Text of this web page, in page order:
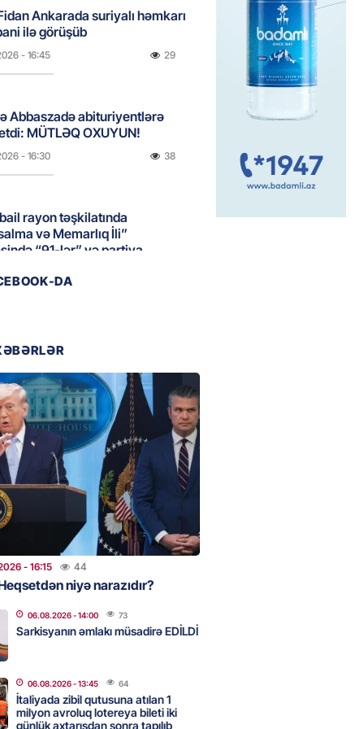
Ankarada suriyalı həmkarı
ilə görüşüb
- 16:45 29
Abbaszadə abituriyentlərə
MÜTLƏQ OXUYUN!
- 16:30 38
rayon təşkilatında
və Memarlıq İli”
“91-lər” və partiya
- 16:15 44
UNESCO-dakı yeni
kimdir? – DOSYE
- 16:00
pozan 26 nəfər tutuldu
və Yaroslavldakı
zavodunu vurub
- 15:30
DA
- 16:15 44
niyə narazıdır?
06.08.2026- 14:00 73
Sarkisyanın əmlakı müsadirə EDİLDİ
06.08.2026- 13:45 64
İtaliyada zibil qutusuna atılan 1
milyon avroluq lotereya bileti iki
günlük axtarışdan sonra tapılıb